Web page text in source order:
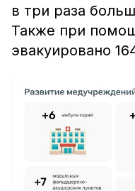
в три раза
Также при
эвакуировано